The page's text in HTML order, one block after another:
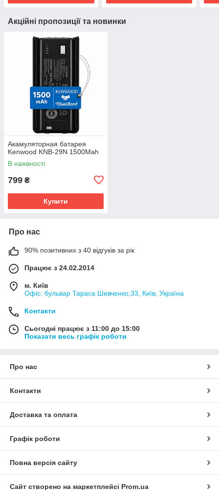
Акційні пропозиції та новинки
Акамуляторная батарея
Kenwood KNB-29N 1500Mah
В наявності
799 ₴
Купити
Про нас
90% позитивних з 40 відгуків за рік
Працює з 24.02.2014
м. Київ
Офіс: бульвар Тараса Шевченко,33, Київ, Україна
Контакти
Сьогодні працює з 11:00 до 15:00
Показати весь графік роботи
Про нас
Контакти
Доставка та оплата
Графік роботи
Повна версія сайту
Сайт створено на маркетплейсі Prom.ua